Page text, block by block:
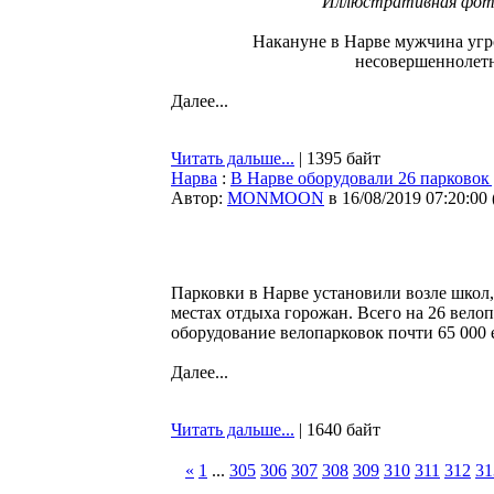
Накануне в Нарве мужчина
Далее...
Читать дальше... | 1395 байт
Нарва : В Нарве оборудовали 26 парковок
Автор: MONMOON в 16/08/2019 07:20:00
Парковки в Нарве установили возле
местах отдыха горожан. Всего на 26
оборудование велопарковок почти 65 000
Далее...
Читать дальше... | 1640 байт
« 1 ... 305 306 307 308 309 310 311 312